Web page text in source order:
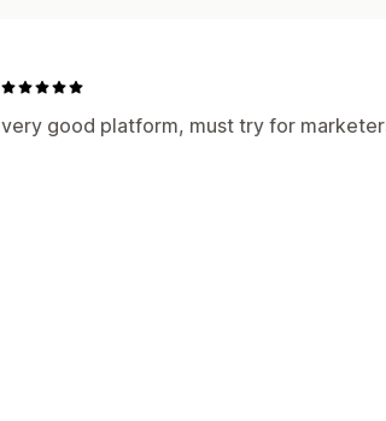
very good platform, must try for